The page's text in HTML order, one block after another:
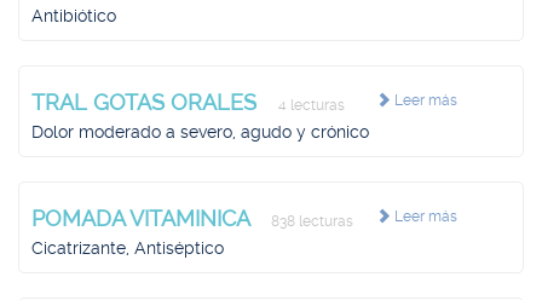
Antibiótico
Leer más
TRAL GOTAS ORALES 4 lecturas
Dolor moderado a severo, agudo y crónico
Leer más
POMADA VITAMINICA 838 lecturas
Cicatrizante, Antiséptico